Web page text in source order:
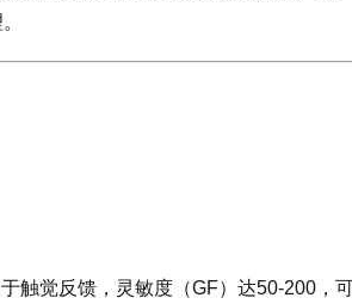
触觉反馈，灵敏度（GF）达50-200，